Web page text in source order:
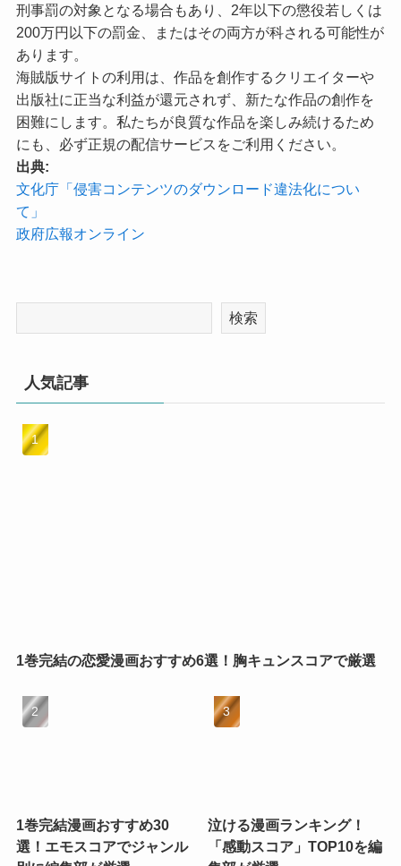
刑事罰の対象となる場合もあり、2年以下の懲役若しくは
200万円以下の罰金、またはその両方が科される可能性が
あります。
海賊版サイトの利用は、作品を創作するクリエイターや
出版社に正当な利益が還元されず、新たな作品の創作を
困難にします。私たちが良質な作品を楽しみ続けるため
にも、必ず正規の配信サービスをご利用ください。
出典:
文化庁「侵害コンテンツのダウンロード違法化につい
て」
政府広報オンライン
検索
人気記事
1巻完結の恋愛漫画おすすめ6選！胸キュンスコアで厳選
1巻完結漫画おすすめ30
選！エモスコアでジャンル
泣ける漫画ランキング！
「感動スコア」TOP10を編